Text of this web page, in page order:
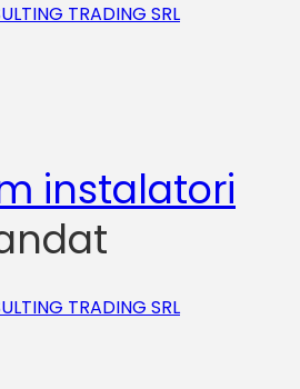
TRADING SRL
instalatori
TRADING SRL